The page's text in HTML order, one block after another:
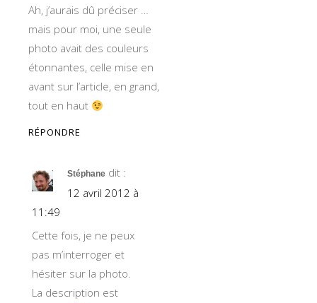
Ah, j’aurais dû préciser …
mais pour moi, une seule
photo avait des couleurs
étonnantes, celle mise en
avant sur l’article, en grand,
tout en haut
RÉPONDRE
Stéphane dit :
12 avril 2012 à
11:49
Cette fois, je ne peux
pas m’interroger et
hésiter sur la photo.
La description est